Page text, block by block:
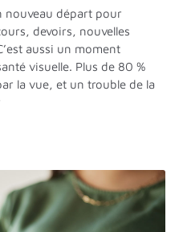
nouveau départ pour
devoirs, nouvelles
aussi un moment
visuelle. Plus de 80 %
la vue, et un trouble de la